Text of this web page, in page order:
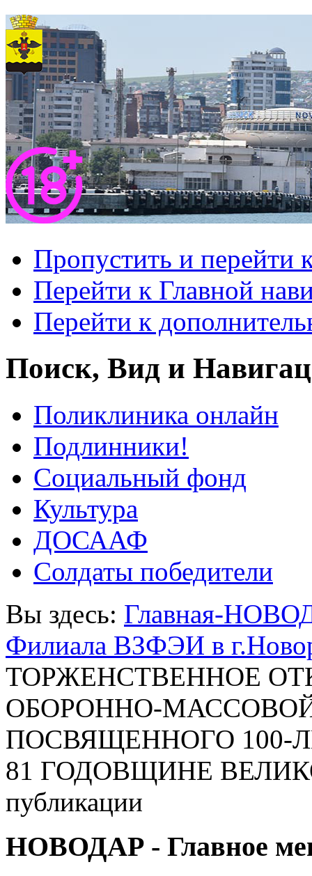
Пропустить и перейти
Перейти к Главной
Перейти к
Поиск, Вид и
Поликлиника онлайн
Подлинники!
Социальный фонд
Культура
ДОСААФ
Солдаты победители
Вы здесь: Главная-
Филиала ВЗФЭИ в
ТОРЖЕНСТВЕННОЕ
ОБОРОННО-МАССОВОЙ
ПОСВЯЩЕННОГО
81 ГОДОВЩИНЕ
публикации
НОВОДАР - Главное